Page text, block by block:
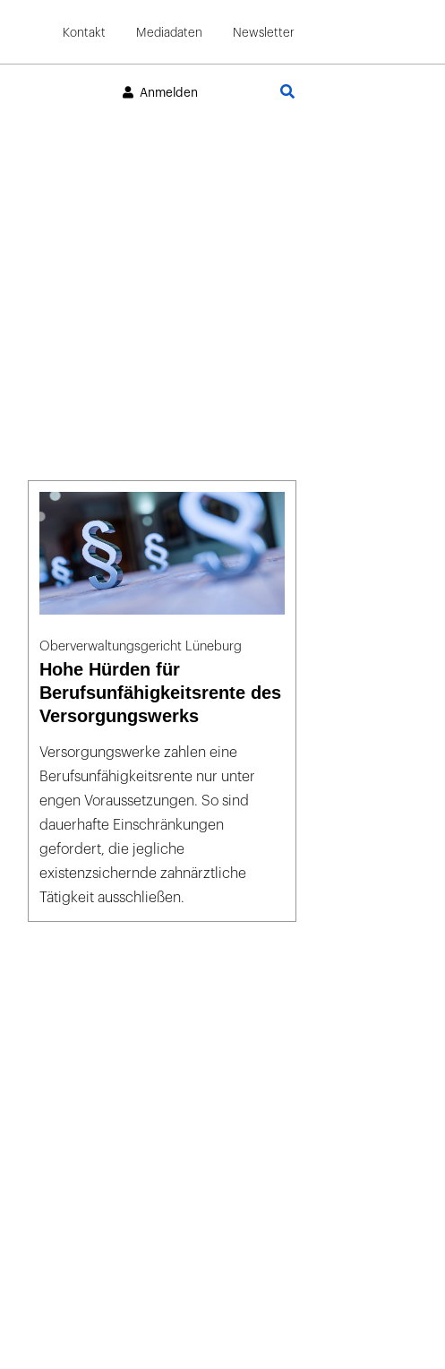
Kontakt Mediadaten Newsletter
Anmelden
Oberverwaltungsgericht Lüneburg
Hohe Hürden für
Berufsunfähigkeitsrente des
Versorgungswerks
Versorgungswerke zahlen eine
Berufsunfähigkeitsrente nur unter
engen Voraussetzungen. So sind
dauerhafte Einschränkungen
gefordert, die jegliche
existenzsichernde zahnärztliche
Tätigkeit ausschließen.